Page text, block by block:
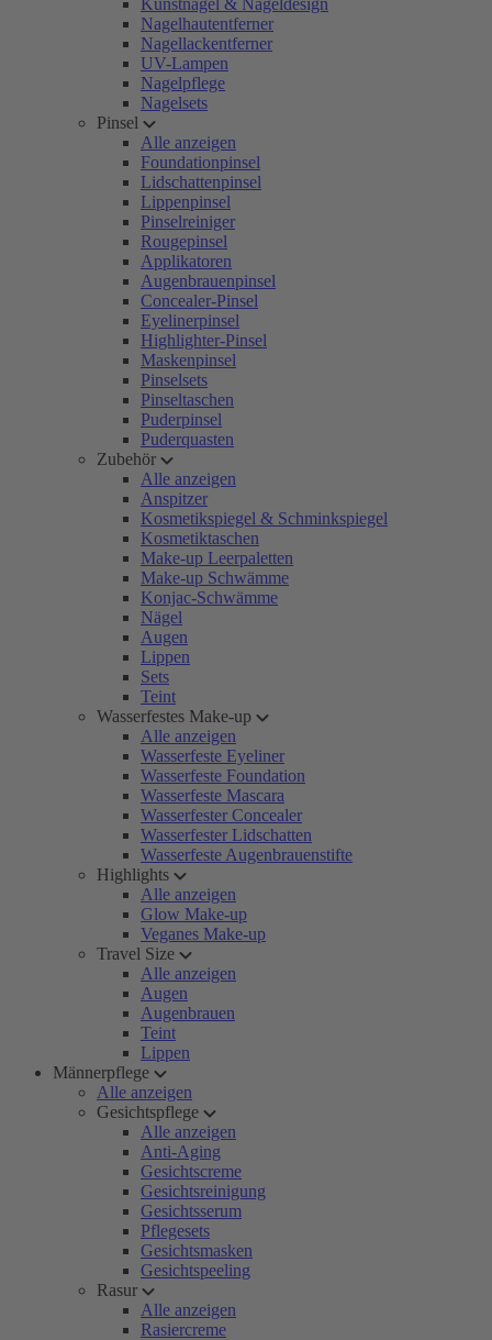
Kunstnägel & Nageldesign
Nagelhautentferner
Nagellackentferner
UV-Lampen
Nagelpflege
Nagelsets
Pinsel
Alle anzeigen
Foundationpinsel
Lidschattenpinsel
Lippenpinsel
Pinselreiniger
Rougepinsel
Applikatoren
Augenbrauenpinsel
Concealer-Pinsel
Eyelinerpinsel
Highlighter-Pinsel
Maskenpinsel
Pinselsets
Pinseltaschen
Puderpinsel
Puderquasten
Zubehör
Alle anzeigen
Anspitzer
Kosmetikspiegel & Schminkspiegel
Kosmetiktaschen
Make-up Leerpaletten
Make-up Schwämme
Konjac-Schwämme
Nägel
Augen
Lippen
Sets
Teint
Wasserfestes Make-up
Alle anzeigen
Wasserfeste Eyeliner
Wasserfeste Foundation
Wasserfeste Mascara
Wasserfester Concealer
Wasserfester Lidschatten
Wasserfeste Augenbrauenstifte
Highlights
Alle anzeigen
Glow Make-up
Veganes Make-up
Travel Size
Alle anzeigen
Augen
Augenbrauen
Teint
Lippen
Männerpflege
Alle anzeigen
Gesichtspflege
Alle anzeigen
Anti-Aging
Gesichtscreme
Gesichtsreinigung
Gesichtsserum
Pflegesets
Gesichtsmasken
Gesichtspeeling
Rasur
Alle anzeigen
Rasiercreme